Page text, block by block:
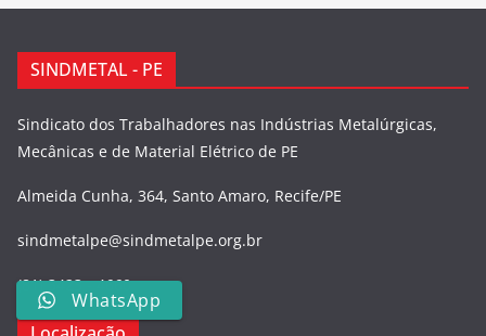
SINDMETAL - PE
Sindicato dos Trabalhadores nas Indústrias Metalúrgicas,
Mecânicas e de Material Elétrico de PE
Almeida Cunha, 364, Santo Amaro, Recife/PE
sindmetalpe@sindmetalpe.org.br
(81) 3423 - 4660
WhatsApp